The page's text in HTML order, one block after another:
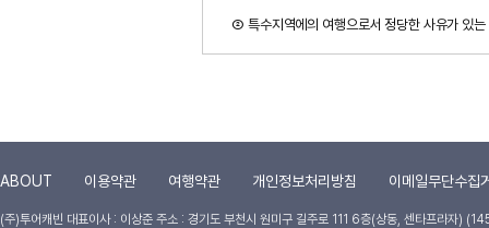
② 특수지역에의 여행으로서 정당한 사유가 있
ABOUT 이용약관 여행약관 개인정보처리방침 이메일무단수집
(주)투어캐빈 대표이사 : 이상준 주소 : 경기도 부천시 원미구 길주로 111 6층(상동, 센타프라자)